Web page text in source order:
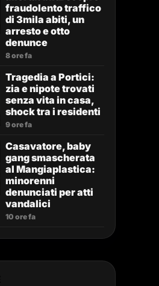
fraudolento traffico
di 3mila abiti, un
arresto e otto
denunce
8 ore fa
Tragedia a Portici:
zia e nipote trovati
senza vita in casa,
shock tra i residenti
9 ore fa
Casavatore, baby
gang smascherata
al Mangiaplastica:
minorenni
denunciati per atti
vandalici
10 ore fa